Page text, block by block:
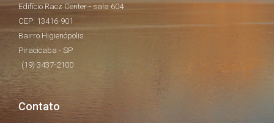
Edifício Racz Center - sala 604
CEP: 13416-901
Bairro Higienópolis
Piracicaba - SP
(19) 3437-2100
Contato